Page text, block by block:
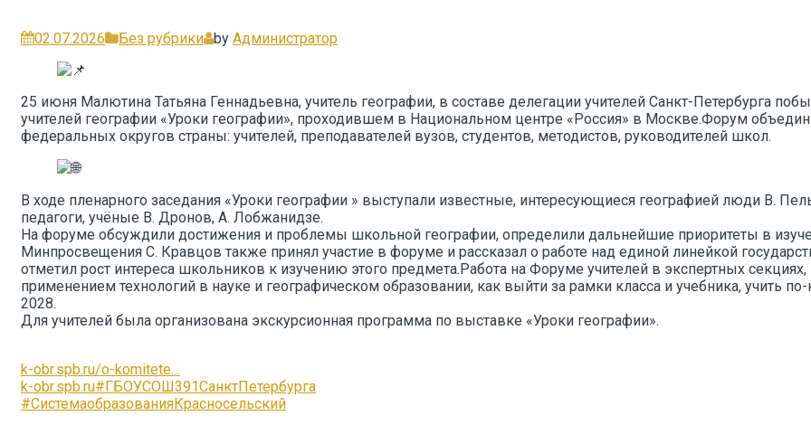
02.07.2026 Без рубрики by Администратор
25 июня Малютина Татьяна Геннадьевна, учитель географии, в составе делегации учителей Санкт-Петербурга
учителей географии «Уроки географии», проходившем в Национальном центре «Россия» в Москве.Форум
федеральных округов страны: учителей, преподавателей вузов, студентов, методистов, руководителей школ.
В ходе пленарного заседания «Уроки географии » выступали известные, интересующиеся географией люди В.
педагоги, учёные В. Дронов, А. Лобжанидзе.
На форуме обсуждили достижения и проблемы школьной географии, определили дальнейшие приоритеты в
Минпросвещения С. Кравцов также принял участие в форуме и рассказал о работе над единой линейкой
отметил рост интереса школьников к изучению этого предмета.Работа на Форуме учителей в экспертных
применением технологий в науке и географическом образовании, как выйти за рамки класса и учебника, учить
2028.
Для учителей была организована экскурсионная программа по выставке «Уроки географии».
k-obr.spb.ru/o-komitete…
k-obr.spb.ru#ГБОУСОШ391СанктПетербурга
#СистемаобразованияКрасносельский